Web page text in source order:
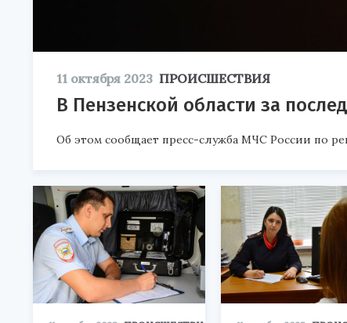
11 октября 2023 ПРОИСШЕСТВИЯ
В Пензенской области за
Об этом сообщает пресс-служба МЧС России по